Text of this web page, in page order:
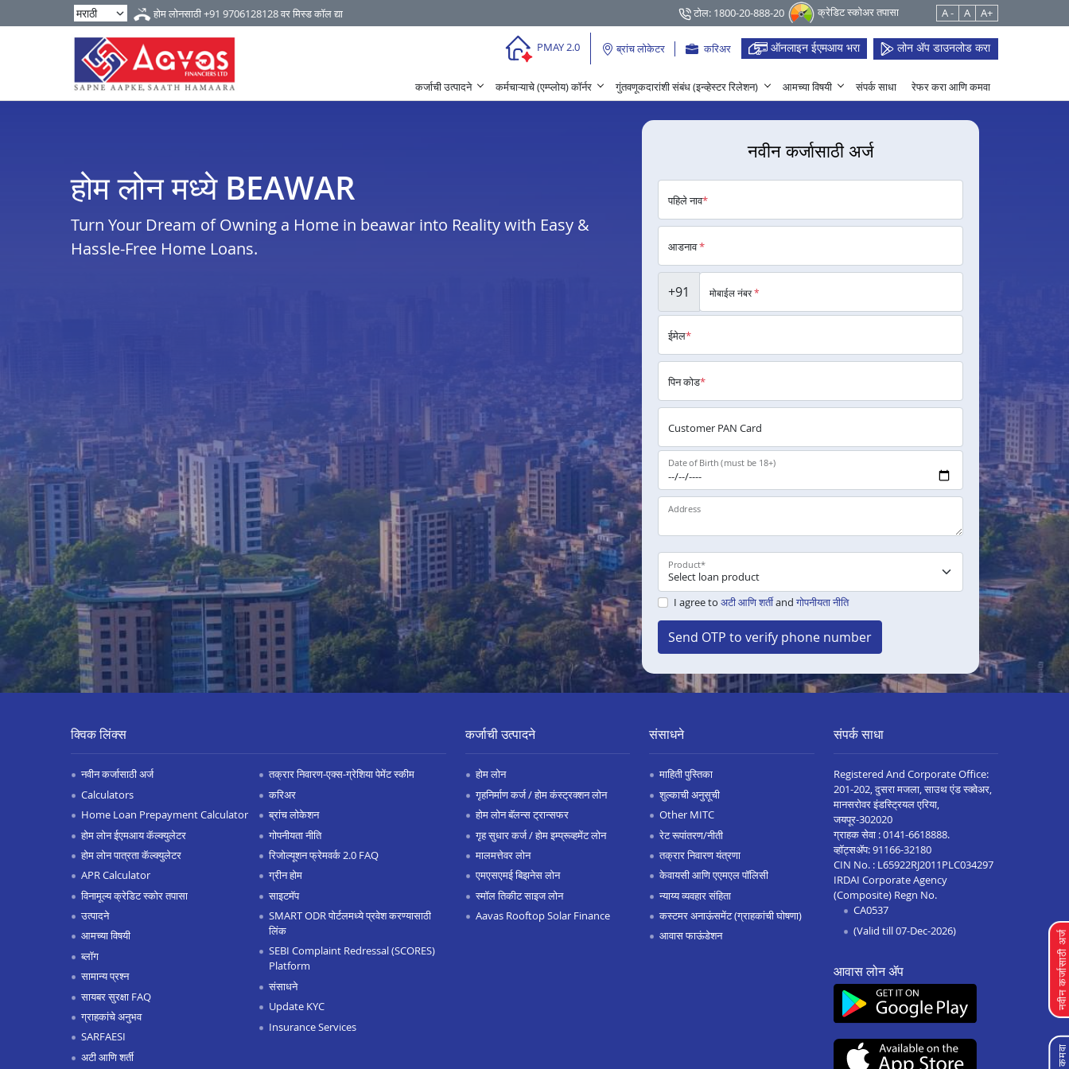
होम लोनसाठी+91 9706128128वर मिस्ड कॉल द्या टोल: 1800-20-888-20 क्रेडिट स्कोअर तपासा A - A A+
PMAY 2.0 ब्रांच लोकेटर करिअर ऑनलाइन ईएमआय भरा लोन ॲप डाउनलोड करा
कर्जाची उत्पादने कर्मचाऱ्याचे (एम्प्लोय) कॉर्नर गुंतवणूकदारांशी संबंध (इन्व्हेस्टर रिलेशन) आमच्या विषयी संपर्क साधा रेफर करा आणि कमवा
होम लोन मध्ये BEAWAR
Turn Your Dream of Owning a Home in beawar into Reality with Easy &
Hassle-Free Home Loans.
नवीन कर्जासाठी अर्ज
पहिले नाव*
आडनाव*
+91 मोबाईल नंबर*
ईमेल*
पिन कोड*
Customer PAN Card
Date of Birth (must be 18+)
Address
Product*
I agree to अटी आणि शर्तीand गोपनीयता नीति
Send OTP to verify phone number
नवीन कर्जासाठी अर्ज
क्विक लिंक्स
नवीन कर्जासाठी अर्ज
Calculators
Home Loan Prepayment Calculator
होम लोन ईएमआय कॅल्क्युलेटर
होम लोन पात्रता कॅल्क्युलेटर
APR Calculator
विनामूल्य क्रेडिट स्कोर तपासा
उत्पादने
आमच्या विषयी
ब्लॉग
सामान्य प्रश्न
सायबर सुरक्षा FAQ
ग्राहकांचे अनुभव
SARFAESI
अटी आणि शर्ती
तक्रार निवारण-एक्स-ग्रेशिया पेमेंट स्कीम
करिअर
ब्रांच लोकेशन
गोपनीयता नीति
रिजोल्यूशन फ्रेमवर्क 2.0 FAQ
ग्रीन होम
साइटमॅप
SMART ODR पोर्टलमध्ये प्रवेश करण्यासाठी
लिंक
SEBI Complaint Redressal (SCORES)
Platform
संसाधने
Update KYC
Insurance Services
कर्जाची उत्पादने
होम लोन
गृहनिर्माण कर्ज / होम कंस्ट्रक्शन लोन
होम लोन बॅलन्स ट्रान्सफर
गृह सुधार कर्ज / होम इम्प्रूव्हमेंट लोन
मालमत्तेवर लोन
एमएसएमई बिझनेस लोन
स्मॉल तिकीट साइज लोन
Aavas Rooftop Solar Finance
संसाधने
माहिती पुस्तिका
शुल्काची अनुसूची
Other MITC
रेट रूपांतरण/नीती
तक्रार निवारण यंत्रणा
केवायसी आणि एएमएल पॉलिसी
न्याय्य व्यवहार संहिता
कस्टमर अनाऊंसमेंट (ग्राहकांची घोषणा)
आवास फाऊंडेशन
संपर्क साधा
Registered And Corporate Office:
201-202, दुसरा मजला, साउथ एंड स्क्वेअर,
मानसरोवर इंडस्ट्रियल एरिया,
जयपूर-302020
ग्राहक सेवा :0141-6618888.
व्हॉट्सॲप:91166-32180
CIN No. : L65922RJ2011PLC034297
IRDAI Corporate Agency
(Composite) Regn No.
CA0537
(Valid till 07-Dec-2026)
आवास लोन ॲप